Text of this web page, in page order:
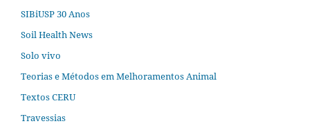
SIBiUSP 30 Anos
Soil Health News
Solo vivo
Teorias e Métodos em Melhoramentos Animal
Textos CERU
Travessias